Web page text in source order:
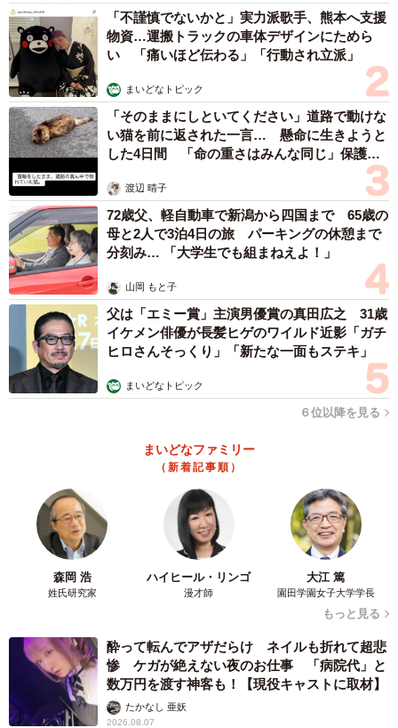
「不謹慎でないかと」実力派歌手、熊本へ支援
物資…運搬トラックの車体デザインにためら
い 「痛いほど伝わる」「行動され立派」
まいどなトピック
「そのままにしといてください」道路で動けな
い猫を前に返された一言… 懸命に生きようと
した4日間 「命の重さはみんな同じ」保護団
渡辺 晴子
72歳父、軽自動車で新潟から四国まで 65歳の
母と2人で3泊4日の旅 パーキングの休憩まで
分刻み… 「大学生でも組まねえよ！」
山岡 もと子
父は「エミー賞」主演男優賞の真田広之 31歳
イケメン俳優が長髪ヒゲのワイルド近影「ガチ
ヒロさんそっくり」「新たな一面もステキ」
まいどなトピック
６位以降を見る
まいどなファミリー
（新着記事順）
森岡 浩
姓氏研究家
ハイヒール・リンゴ
漫才師
大江 篤
園田学園女子大学学長
もっと見る
酔って転んでアザだらけ ネイルも折れて超悲
惨 ケガが絶えない夜のお仕事 「病院代」と
数万円を渡す神客も！【現役キャストに取材】
たかなし 亜妖
2026.08.07